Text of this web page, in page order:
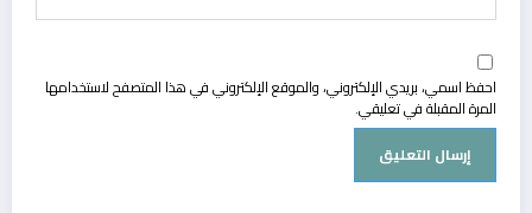
احفظ اسمي، بريدي الإلكتروني، والموقع الإلكتروني في هذا المتصفح لاستخدامها
المرة المقبلة في تعليقي.